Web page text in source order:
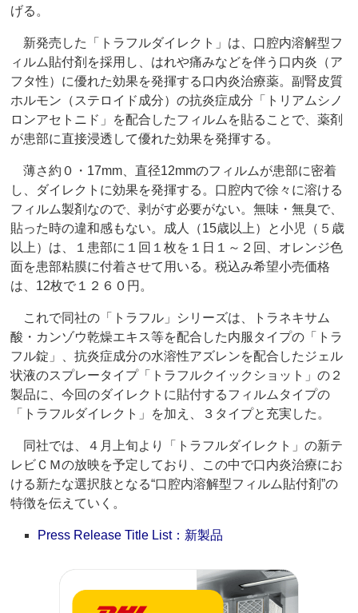
げる。
新発売した「トラフルダイレクト」は、口腔内溶解型フ
ィルム貼付剤を採用し、はれや痛みなどを伴う口内炎（ア
フタ性）に優れた効果を発揮する口内炎治療薬。副腎皮質
ホルモン（ステロイド成分）の抗炎症成分「トリアムシノ
ロンアセトニド」を配合したフィルムを貼ることで、薬剤
が患部に直接浸透して優れた効果を発揮する。
薄さ約０・17mm、直径12mmのフィルムが患部に密着
し、ダイレクトに効果を発揮する。口腔内で徐々に溶ける
フィルム製剤なので、剥がす必要がない。無味・無臭で、
貼った時の違和感もない。成人（15歳以上）と小児（５歳
以上）は、１患部に１回１枚を１日１～２回、オレンジ色
面を患部粘膜に付着させて用いる。税込み希望小売価格
は、12枚で１２６０円。
これで同社の「トラフル」シリーズは、トラネキサム
酸・カンゾウ乾燥エキス等を配合した内服タイプの「トラ
フル錠」、抗炎症成分の水溶性アズレンを配合したジェル
状液のスプレータイプ「トラフルクイックショット」の２
製品に、今回のダイレクトに貼付するフィルムタイプの
「トラフルダイレクト」を加え、３タイプと充実した。
同社では、４月上旬より「トラフルダイレクト」の新テ
レビＣＭの放映を予定しており、この中で口内炎治療にお
ける新たな選択肢となる“口腔内溶解型フィルム貼付剤”の
特徴を伝えていく。
Press Release Title List：新製品